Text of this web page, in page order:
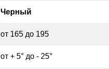
Черный
от 165 до 195
от + 5° до - 25°